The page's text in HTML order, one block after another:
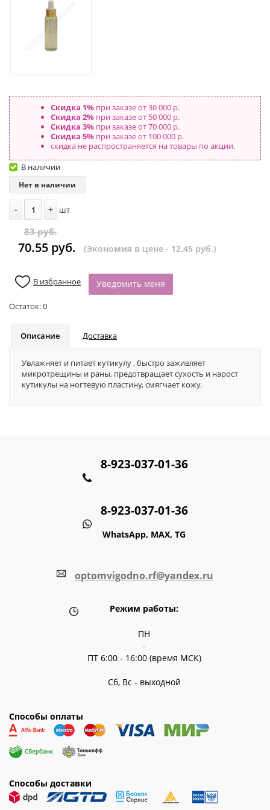
Скидка 1%при заказе от 30 000 р.
Скидка 2%при заказе от 50 000 р.
Скидка 3%при заказе от 70 000 р.
Скидка 5%при заказе от 100 000 р.
скидка не распространяется на товары по акции.
В наличии
Нет в наличии
- + шт
83 руб.
70.55 руб. (Экономия в цене - 12.45 руб.)
В избранное Уведомить меня
Остаток:0
Описание Доставка
Увлажняет и питает кутикулу , быстро заживляет
микротрещины и раны, предотвращает сухость и нарост
кутикулы на ногтевую пластину, смягчает кожу.
8-923-037-01-36
8-923-037-01-36
WhatsApp, MAX, TG
optomvigodno.rf@yandex.ru
Режим работы:
ПН
-
ПТ 6:00 - 16:00 (время МСК)
Сб, Вс - выходной
Способы оплаты
Способы доставки